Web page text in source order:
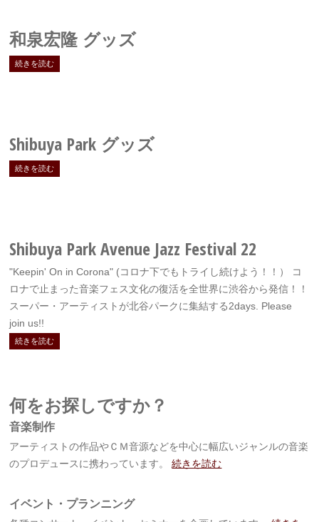
和泉宏隆 グッズ
続きを読む
Shibuya Park グッズ
続きを読む
Shibuya Park Avenue Jazz Festival 22
"Keepin' On in Corona" (コロナ下でもトライし続けよう！！） コ
ロナで止まった音楽フェス文化の復活を全世界に渋谷から発信！！
スーパー・アーティストが北谷パークに集結する2days. Please
join us!!
続きを読む
何をお探しですか？
音楽制作
アーティストの作品やＣＭ音源などを中心に幅広いジャンルの音楽
のプロデュースに携わっています。続きを読む
イベント・プランニング